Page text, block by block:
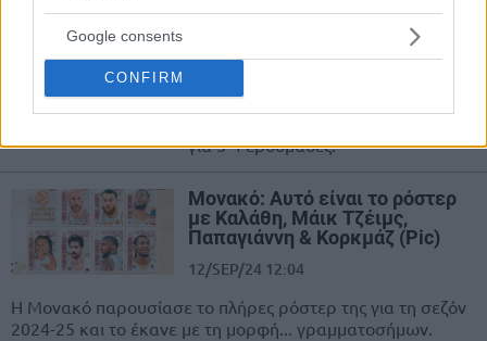
Google consents
CONFIRM
Κορκμάζ: Εκτός για τρεις με
05/OCT/24 18:01
Η Μονακό θα στερηθεί των
για 3-4 εβδομάδες.
Μονακό: Αυτό είναι το ρόστερ
με Καλάθη, Μάικ Τζέιμς,
Παπαγιάννη & Κορκμάζ (Pic)
12/SEP/24 12:04
Η Μονακό παρουσίασε το πλήρες ρόστερ της για τη σεζόν
2024-25 και το έκανε με τη μορφή... γραμματοσήμων.